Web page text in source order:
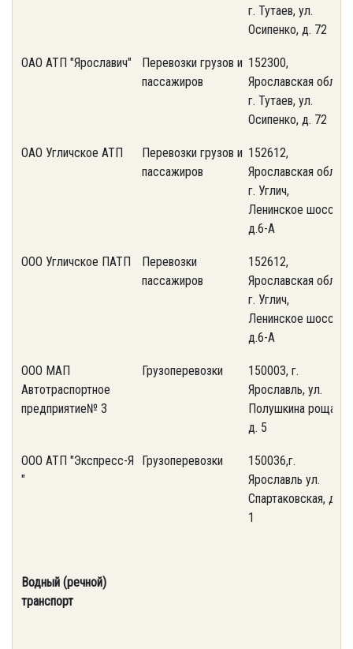
г. Тутаев, ул.
Осипенко, д. 72
ОАО АТП "Ярославич"
Перевозки грузов и
пассажиров
152300,
Ярославская обл.,
г. Тутаев, ул.
Осипенко, д. 72
ОАО Угличское АТП
Перевозки грузов и
пассажиров
152612,
Ярославская обл.,
г. Углич,
Ленинское шоссе,
д.6-А
ООО Угличское ПАТП
Перевозки
пассажиров
152612,
Ярославская обл.,
г. Углич,
Ленинское шоссе,
д.6-А
ООО МАП
Автотраспортное
предприятие№ 3
Грузоперевозки
150003, г.
Ярославль, ул.
Полушкина роща,
д. 5
ООО АТП "Экспресс-Я
"
Грузоперевозки
150036,г.
Ярославль ул.
Спартаковская, д.
1
Водный (речной)
транспорт